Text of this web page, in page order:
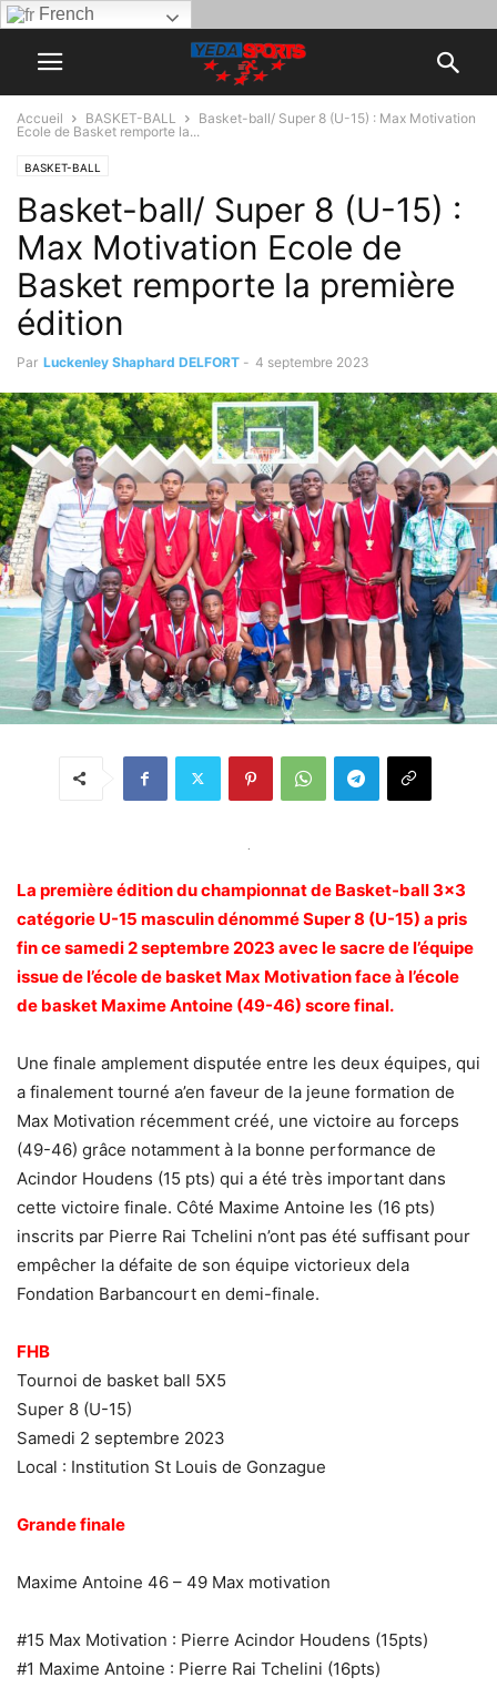
French
Accueil BASKET-BALL
Basket-ball/ Super 8 (U-15) : Max Motivation
Ecole de Basket remporte la...
BASKET-BALL
Basket-ball/ Super 8 (U-15) :
Max Motivation Ecole de
Basket remporte la première
édition
Par Luckenley Shaphard DELFORT - 4 septembre 2023
La première édition du championnat de Basket-ball 3×3
catégorie U-15 masculin dénommé Super 8 (U-15) a pris
fin ce samedi 2 septembre 2023 avec le sacre de l’équipe
issue de l’école de basket Max Motivation face à l’école
de basket Maxime Antoine (49-46) score final.
Une finale amplement disputée entre les deux équipes, qui
a finalement tourné a’en faveur de la jeune formation de
Max Motivation récemment créé, une victoire au forceps
(49-46) grâce notamment à la bonne performance de
Acindor Houdens (15 pts) qui a été très important dans
cette victoire finale. Côté Maxime Antoine les (16 pts)
inscrits par Pierre Rai Tchelini n’ont pas été suffisant pour
empêcher la défaite de son équipe victorieux dela
Fondation Barbancourt en demi-finale.
FHB
Tournoi de basket ball 5X5
Super 8 (U-15)
Samedi 2 septembre 2023
Local : Institution St Louis de Gonzague
Grande finale
Maxime Antoine 46 – 49 Max motivation
#15 Max Motivation : Pierre Acindor Houdens (15pts)
#1 Maxime Antoine : Pierre Rai Tchelini (16pts)